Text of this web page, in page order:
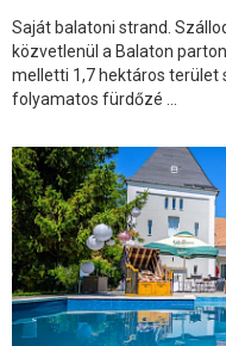
Saját balatoni strand.
közvetlenül a Balaton
melletti 1,7 hektáros terület
folyamatos fürdőzé ...